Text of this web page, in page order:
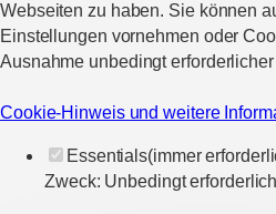
Webseiten zu haben. Sie können
Einstellungen vornehmen oder
Ausnahme unbedingt
Cookie-Hinweis und weitere
Essentials(immer
Zweck: Unbedingt